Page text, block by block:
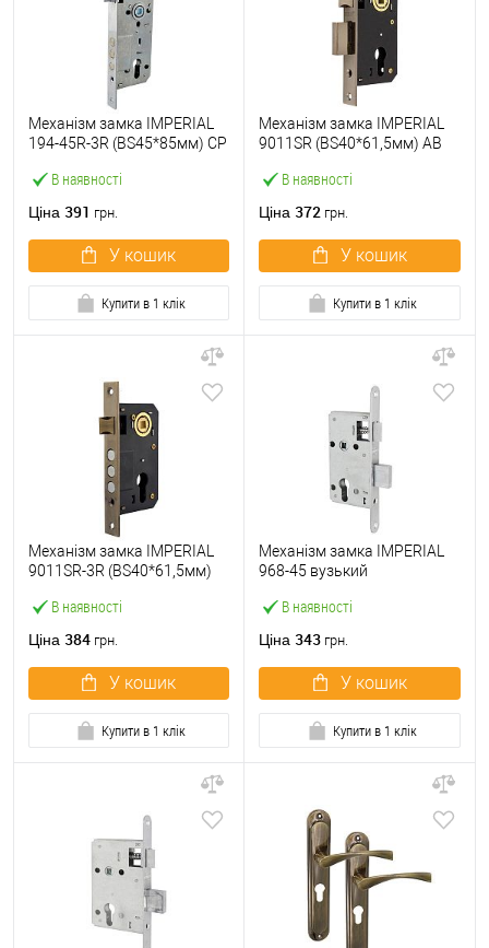
В наявності
Механізм замка IMPERIAL
194-45R-3R (BS45*85мм) CP
Ціна 391 грн.
У кошик
Купити в 1 клік
В наявності
Механізм замка IMPERIAL
9011SR (BS40*61,5мм) AB
Ціна 372 грн.
У кошик
Купити в 1 клік
В наявності
Механізм замка IMPERIAL
9011SR-3R (BS40*61,5мм)
Ціна 384 грн.
У кошик
Купити в 1 клік
В наявності
Механізм замка IMPERIAL
968-45 вузький
полірований
Ціна 343 грн.
У кошик
Купити в 1 клік